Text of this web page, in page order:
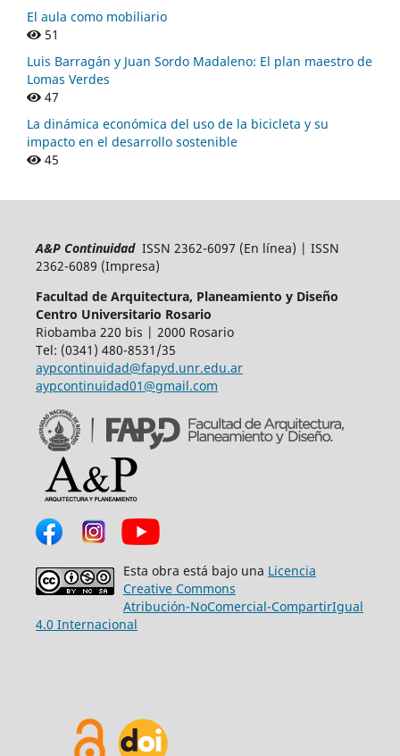
El aula como mobiliario
51
Luis Barragán y Juan Sordo Madaleno: El plan maestro de
Lomas Verdes
47
La dinámica económica del uso de la bicicleta y su
impacto en el desarrollo sostenible
45
A&P ContinuidadISSN 2362-6097 (En línea) | ISSN
2362-6089 (Impresa)
Facultad de Arquitectura, Planeamiento y Diseño
Centro Universitario Rosario
Riobamba 220 bis | 2000 Rosario
Tel: (0341) 480-8531/35
aypcontinuidad@fapyd.unr.edu.ar
aypcontinuidad01@gmail.com
Esta obra está bajo una Licencia
Creative Commons
Atribución-NoComercial-CompartirIgual
4.0 Internacional